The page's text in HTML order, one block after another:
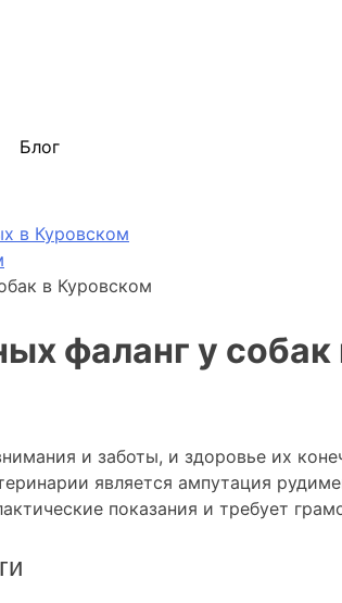
Блог
в Куровском
в Куровском
фаланг у собак
и заботы, и здоровье их
является ампутация
показания и требует